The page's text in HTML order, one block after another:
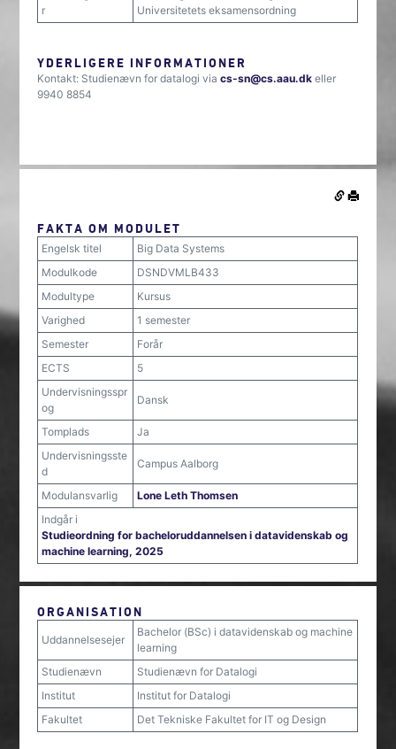
r
Universitetets eksamensordning
YDERLIGERE INFORMATIONER
Kontakt: Studienævn for datalogi viacs-sn@cs.aau.dk eller
9940 8854
FAKTA OM MODULET
Engelsk titel
Big Data Systems
Modulkode
DSNDVMLB433
Modultype
Kursus
Varighed
1 semester
Semester
Forår
ECTS
5
Undervisningsspr
og
Dansk
Tomplads
Ja
Undervisningsste
d
Campus Aalborg
Modulansvarlig
Lone Leth Thomsen
Indgår i
Studieordning for bacheloruddannelsen i datavidenskab og
machine learning, 2025
ORGANISATION
Uddannelsesejer
Bachelor (BSc) i datavidenskab og machine
learning
Studienævn
Studienævn for Datalogi
Institut
Institut for Datalogi
Fakultet
Det Tekniske Fakultet for IT og Design